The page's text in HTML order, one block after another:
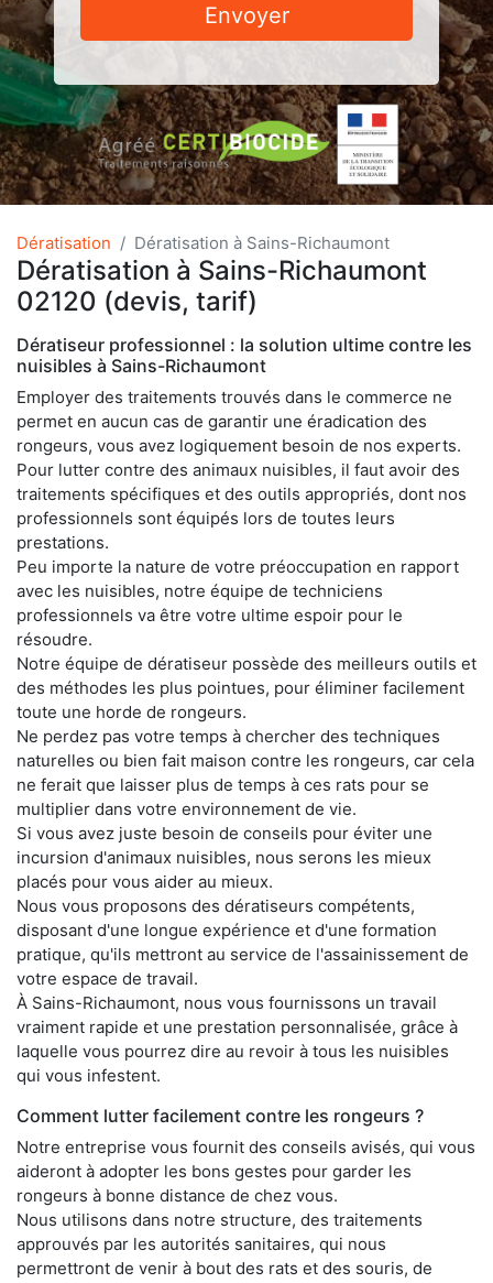
Envoyer
Dératisation Dératisation à Sains-Richaumont
Dératisation à Sains-Richaumont
02120 (devis, tarif)
Dératiseur professionnel : la solution ultime contre les
nuisibles à Sains-Richaumont
Employer des traitements trouvés dans le commerce ne
permet en aucun cas de garantir une éradication des
rongeurs, vous avez logiquement besoin de nos experts.
Pour lutter contre des animaux nuisibles, il faut avoir des
traitements spécifiques et des outils appropriés, dont nos
professionnels sont équipés lors de toutes leurs
prestations.
Peu importe la nature de votre préoccupation en rapport
avec les nuisibles, notre équipe de techniciens
professionnels va être votre ultime espoir pour le
résoudre.
Notre équipe de dératiseur possède des meilleurs outils et
des méthodes les plus pointues, pour éliminer facilement
toute une horde de rongeurs.
Ne perdez pas votre temps à chercher des techniques
naturelles ou bien fait maison contre les rongeurs, car cela
ne ferait que laisser plus de temps à ces rats pour se
multiplier dans votre environnement de vie.
Si vous avez juste besoin de conseils pour éviter une
incursion d'animaux nuisibles, nous serons les mieux
placés pour vous aider au mieux.
Nous vous proposons des dératiseurs compétents,
disposant d'une longue expérience et d'une formation
pratique, qu'ils mettront au service de l'assainissement de
votre espace de travail.
À Sains-Richaumont, nous vous fournissons un travail
vraiment rapide et une prestation personnalisée, grâce à
laquelle vous pourrez dire au revoir à tous les nuisibles
qui vous infestent.
Comment lutter facilement contre les rongeurs ?
Notre entreprise vous fournit des conseils avisés, qui vous
aideront à adopter les bons gestes pour garder les
rongeurs à bonne distance de chez vous.
Nous utilisons dans notre structure, des traitements
approuvés par les autorités sanitaires, qui nous
permettront de venir à bout des rats et des souris, de